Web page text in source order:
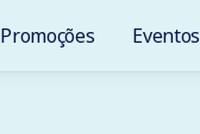
Promoções Eventos